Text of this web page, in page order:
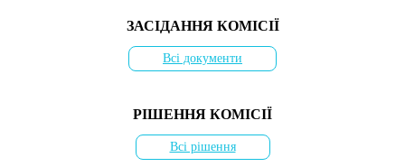
ЗАСІДАННЯ КОМІСІЇ
Всі документи
РІШЕННЯ КОМІСІЇ
Всі рішення